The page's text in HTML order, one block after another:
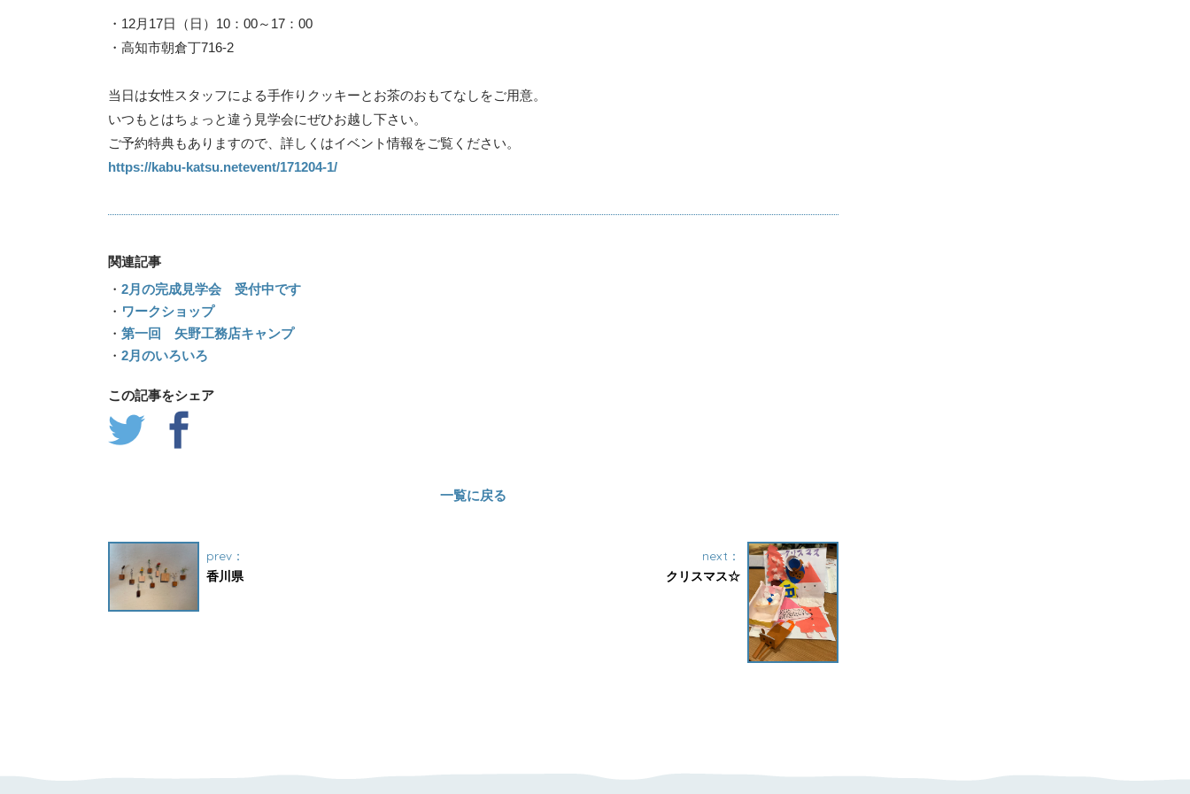
・12月17日（日）10：00～17：00
・高知市朝倉丁716-2
当日は女性スタッフによる手作りクッキーとお茶のおもてなしをご用意。
いつもとはちょっと違う見学会にぜひお越し下さい。
ご予約特典もありますので、詳しくはイベント情報をご覧ください。
https://kabu-katsu.netevent/171204-1/
関連記事
・ 2月の完成見学会 受付中です
・ ワークショップ
・ 第一回 矢野工務店キャンプ
・ 2月のいろいろ
この記事をシェア
一覧に戻る
prev：
香川県
next：
クリスマス☆